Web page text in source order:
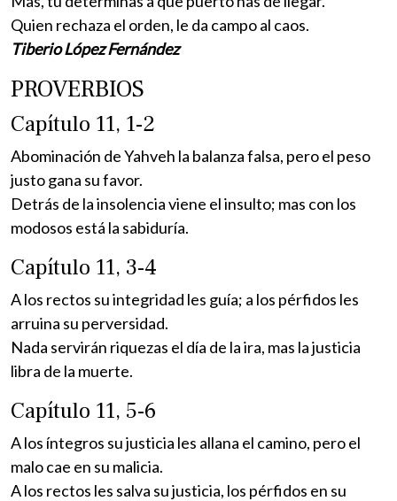
Quien rechaza el orden, le da campo al caos.
Tiberio López Fernández
PROVERBIOS
Capítulo 11, 1-2
Abominación de Yahveh la balanza falsa, pero el peso
justo gana su favor.
Detrás de la insolencia viene el insulto; mas con los
modosos está la sabiduría.
Capítulo 11, 3-4
A los rectos su integridad les guía; a los pérfidos les
arruina su perversidad.
Nada servirán riquezas el día de la ira, mas la justicia
libra de la muerte.
Capítulo 11, 5-6
A los íntegros su justicia les allana el camino, pero el
malo cae en su malicia.
A los rectos les salva su justicia, los pérfidos en su